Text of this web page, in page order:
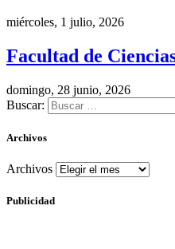
miércoles, 1 julio, 2026
Facultad de
domingo, 28 junio, 2026
Buscar:
Archivos
Archivos
Publicidad